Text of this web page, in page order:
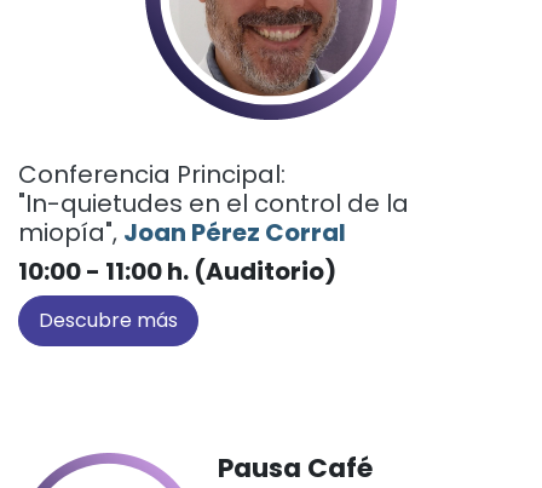
Conferencia Principal:
"In-quietudes en el control de la
miopía", Joan Pérez Corral
10:00 - 11:00 h. (Auditorio)
Descubre más
Pausa Café